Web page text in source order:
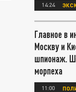
14:24
Главное в
Москву и
шпионаж.
морпеха
11:00